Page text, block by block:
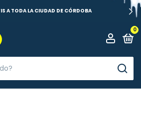
A TODA LA CIUDAD DE CÓRDOBA
0